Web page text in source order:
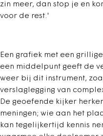
zin meer, dan stop je en
voor de rest.'
Een grafiek met een
een middelpunt geeft de
weer bij dit instrument,
verslaglegging van
De geoefende kijker
meningen; wie aan het
kan tegelijkertijd kennis